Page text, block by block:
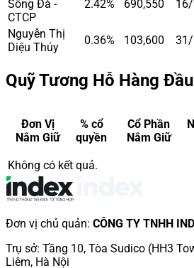
Sông Đà -
CTCP
2.42% 690,550
Nguyễn Thị
Diệu Thúy
0.36% 103,600
Quỹ Tương Hỗ Hàng
Đơn Vị
Nắm Giữ
% cổ
quyền
Cổ Phần
Nắm Giữ
Không có kết quả.
Đơn vị chủ quản: CÔNG TY TNHH
Trụ sở: Tầng 10, Tòa Sudico (HH3
Liêm, Hà Nội